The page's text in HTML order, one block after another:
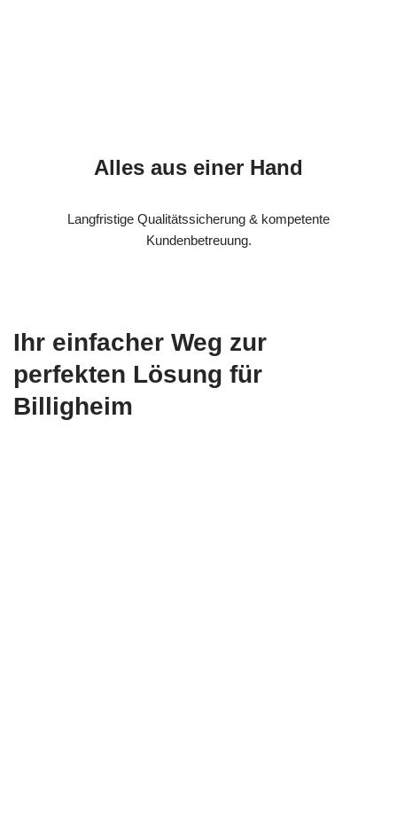
Alles aus einer Hand
Langfristige Qualitätssicherung & kompetente
Kundenbetreuung.
Ihr einfacher Weg zur
perfekten Lösung für
Billigheim